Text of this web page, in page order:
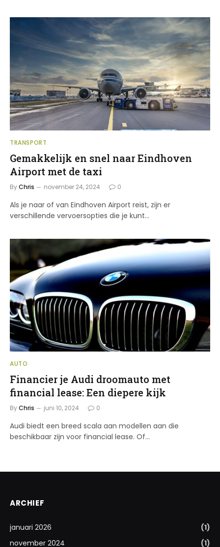
TRANSPORT
Gemakkelijk en snel naar Eindhoven
Airport met de taxi
ByChris november 24, 2024 0
Als je naar of van Eindhoven Airport reist, zijn er
verschillende vervoersopties die je kunt…
AUTO
Financier je Audi droomauto met
financial lease: Een diepere kijk
ByChris juni 10, 2024 0
Audi biedt een breed scala aan modellen aan die
beschikbaar zijn voor financial lease. Of…
ARCHIEF
januari 2026
(1)
november 2024
(1)